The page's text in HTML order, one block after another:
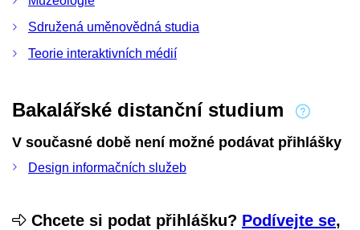
Sdružená uměnovědná studia
Teorie interaktivních médií
Bakalářské distanční studium
V současné době není možné podávat přihlášky
Design informačních služeb
Chcete si podat přihlášku? Podívejte se,